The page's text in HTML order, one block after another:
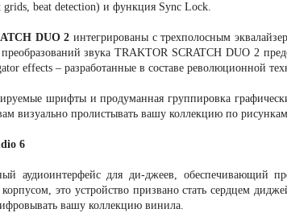
grids, beat detection) и функция Sync Lock.
DUO 2 интегрированы с трехполосным
звука TRAKTOR SCRATCH DUO 2
effects – разработанные в составе революционной
шрифты и продуманная группировка
визуально пролистывать вашу коллекцию по
6
аудиоинтерфейс для ди-джеев, обеспечивающий
это устройство призвано стать сердцем
вашу коллекцию винила.